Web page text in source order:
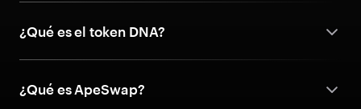
¿Qué es el token DNA?
¿Qué es ApeSwap?